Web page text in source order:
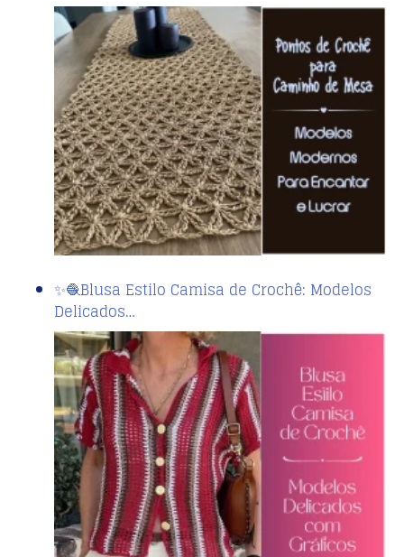
✨🧶Blusa Estilo Camisa de Crochê: Modelos
Delicados…